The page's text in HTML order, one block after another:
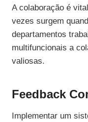
A colaboração é
vezes surgem
departamentos
multifuncionais a
valiosas.
Feedback
Implementar um